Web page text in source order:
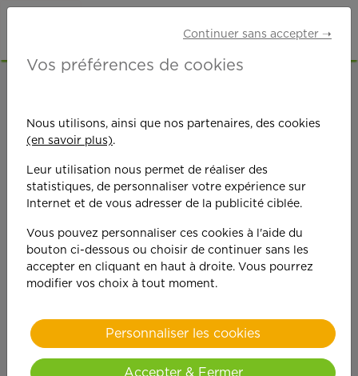
On est toujours plus
performant
quand on y met du
cœur !
Continuer sans accepter ➝
Vos préférences de cookies
Nous utilisons, ainsi que nos partenaires, des cookies
(en savoir plus).
Leur utilisation nous permet de réaliser des
statistiques, de personnaliser votre expérience sur
Internet et de vous adresser de la publicité ciblée.
Vous pouvez personnaliser ces cookies à l'aide du
bouton ci-dessous ou choisir de continuer sans les
accepter en cliquant en haut à droite. Vous pourrez
modifier vos choix à tout moment.
Personnaliser les cookies
Accepter & Fermer